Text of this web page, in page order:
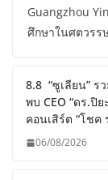
Guangzhou
ศึกษาในศตวรร
8.8 “ซูเลียน” ร
พบ CEO “ดร.ปิ
คอนเสิร์ต “โชค
06/08/2026